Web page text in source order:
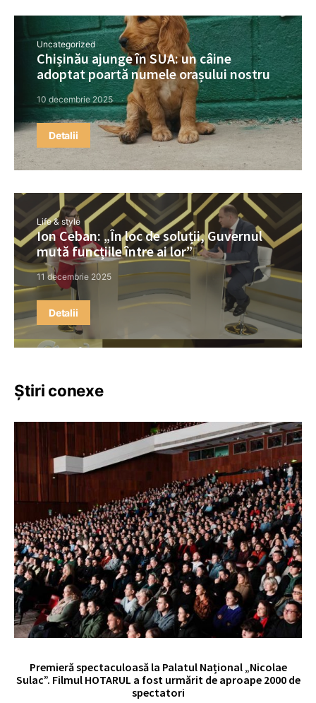
Uncategorized
Chișinău ajunge în SUA: un câine
adoptat poartă numele orașului nostru
10 decembrie 2025
Detalii
Life & style
Ion Ceban: „În loc de soluții, Guvernul
mută funcțiile între ai lor”
11 decembrie 2025
Detalii
Știri conexe
Premieră spectaculoasă la Palatul Național „Nicolae
Sulac”. Filmul HOTARUL a fost urmărit de aproape 2000 de
spectatori